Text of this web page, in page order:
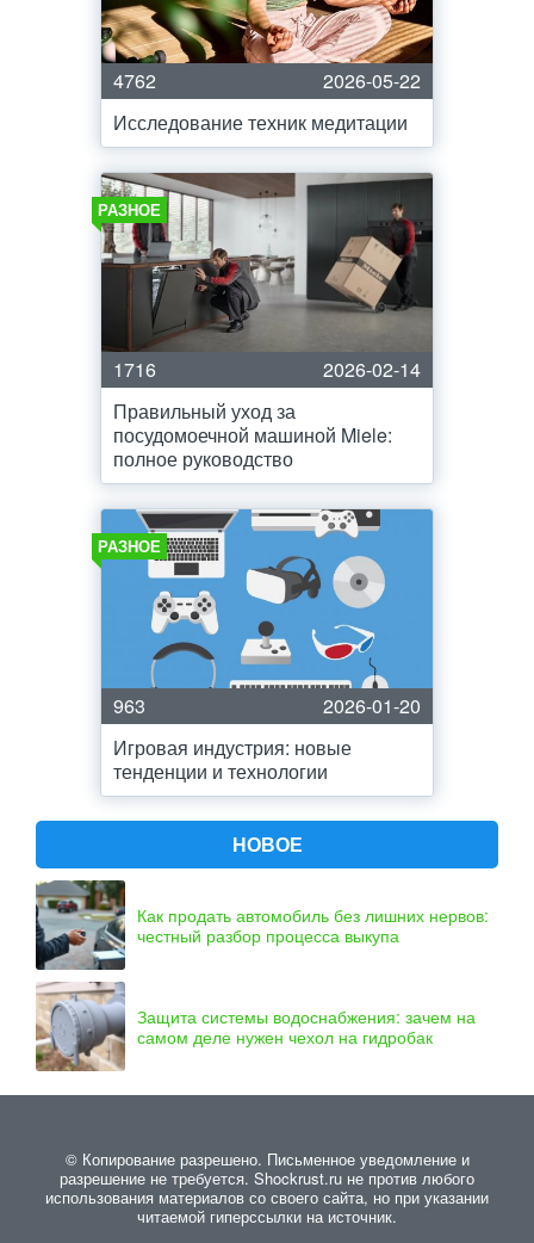
4762
2026-05-22
Исследование техник медитации
РАЗНОЕ
1716
2026-02-14
Правильный уход за
посудомоечной машиной Miele:
полное руководство
РАЗНОЕ
963
2026-01-20
Игровая индустрия: новые
тенденции и технологии
НОВОЕ
Как продать автомобиль без лишних нервов:
честный разбор процесса выкупа
Защита системы водоснабжения: зачем на
самом деле нужен чехол на гидробак
© Копирование разрешено. Письменное уведомление и
разрешение не требуется. Shockrust.ru не против любого
использования материалов со своего сайта, но при указании
читаемой гиперссылки на источник.